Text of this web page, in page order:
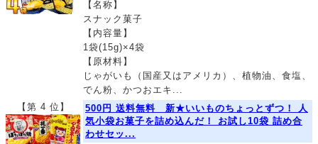
【名称】
スナック菓子
【内容量】
1袋(15g)×4袋
【原材料】
じゃがいも（国産又はアメリカ）、植物油、食塩、
でん粉、かつおエキ...
【第 4 位】
500円 送料無料 新★いいものちょっとずつ！ 人
気小袋お菓子を詰め込んだ！ お試し10袋 詰め合
わせセッ...